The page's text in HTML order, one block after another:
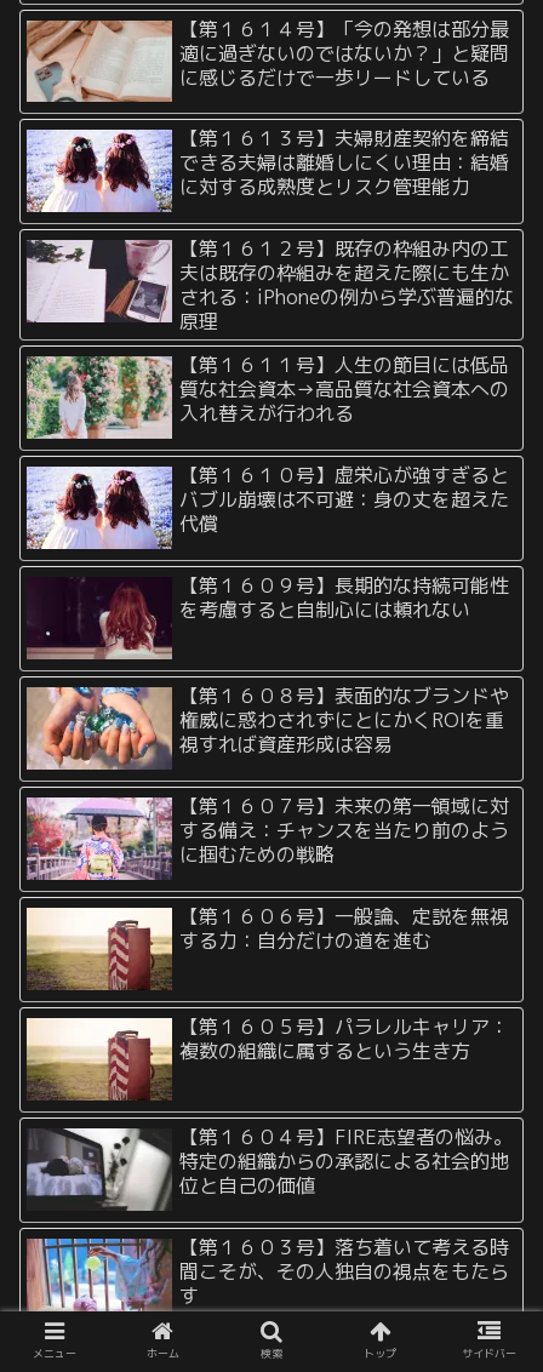
【第１６１４号】「今の発想は部分最
適に過ぎないのではないか？」と疑問
に感じるだけで一歩リードしている
【第１６１３号】夫婦財産契約を締結
できる夫婦は離婚しにくい理由：結婚
に対する成熟度とリスク管理能力
【第１６１２号】既存の枠組み内の工
夫は既存の枠組みを超えた際にも生か
される：iPhoneの例から学ぶ普遍的な
原理
【第１６１１号】人生の節目には低品
質な社会資本→高品質な社会資本への
入れ替えが行われる
【第１６１０号】虚栄心が強すぎると
バブル崩壊は不可避：身の丈を超えた
代償
【第１６０９号】長期的な持続可能性
を考慮すると自制心には頼れない
【第１６０８号】表面的なブランドや
権威に惑わされずにとにかくROIを重
視すれば資産形成は容易
【第１６０７号】未来の第一領域に対
する備え：チャンスを当たり前のよう
に掴むための戦略
【第１６０６号】一般論、定説を無視
する力：自分だけの道を進む
【第１６０５号】パラレルキャリア：
複数の組織に属するという生き方
【第１６０４号】FIRE志望者の悩み。
特定の組織からの承認による社会的地
位と自己の価値
【第１６０３号】落ち着いて考える時
間こそが、その人独自の視点をもたら
す
【第１６０２号】ボーナスタイムに全
メニュー ホーム 検索 トップ サイドバー